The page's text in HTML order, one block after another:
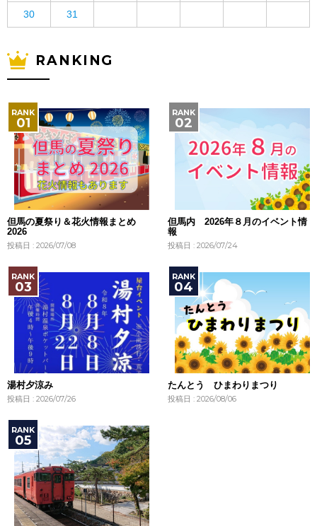
30 31
RANKING
但馬の夏祭り＆花火情報まとめ
2026
投稿日 : 2026/07/08
但馬内 2026年８月のイベント情
報
投稿日 : 2026/07/24
湯村夕涼み
投稿日 : 2026/07/26
たんとう ひまわりまつり
投稿日 : 2026/08/06